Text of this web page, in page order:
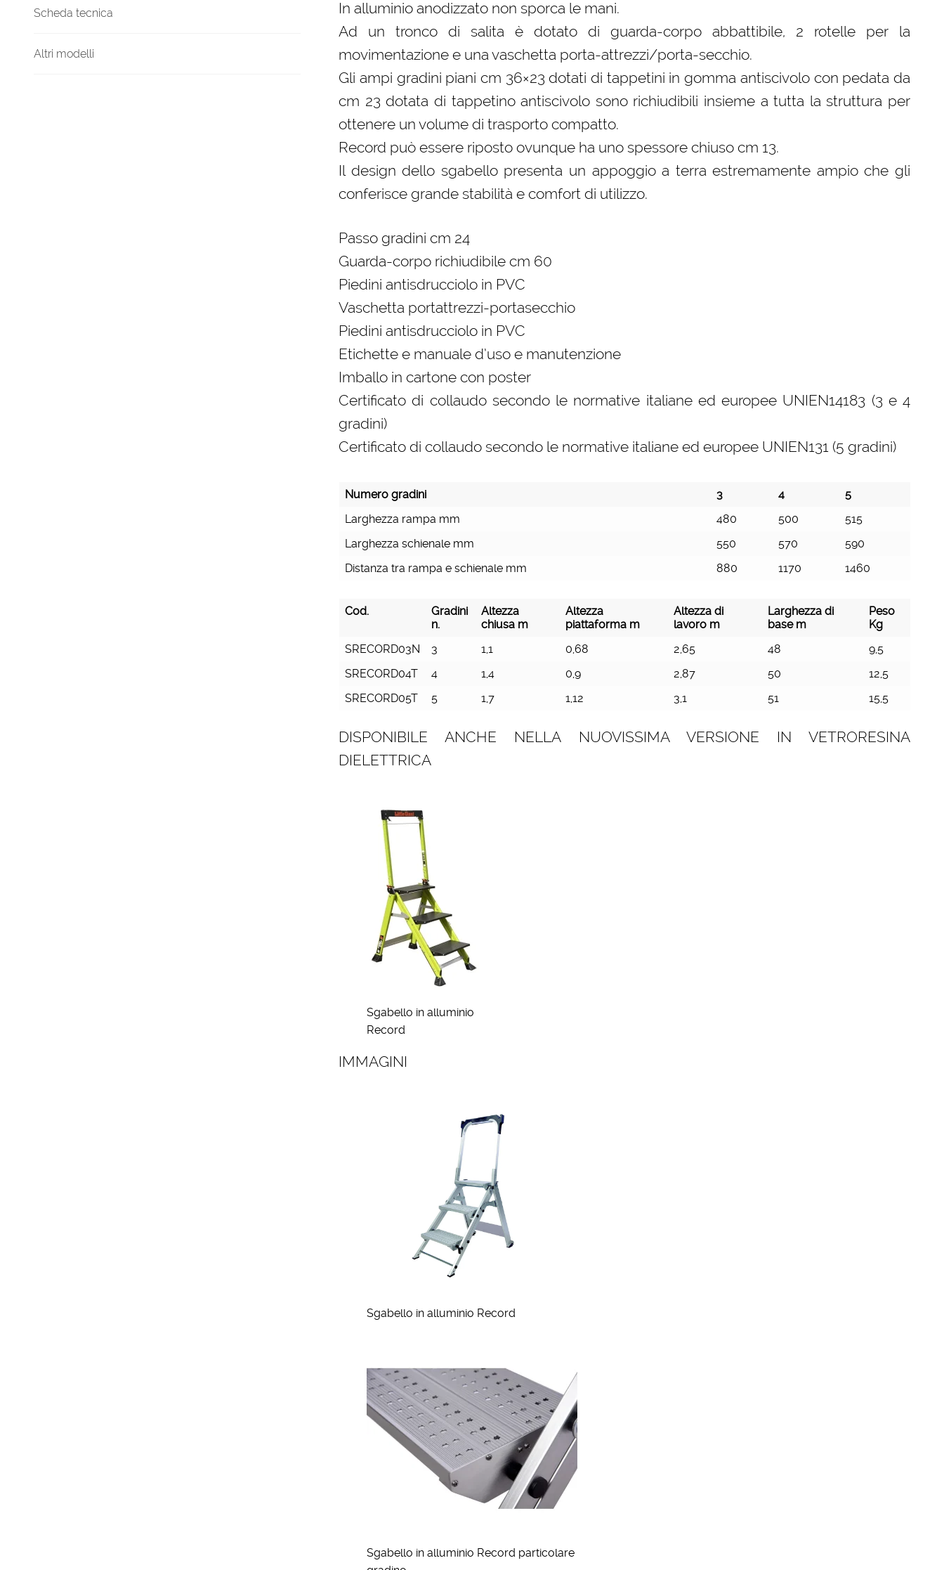
Scheda tecnica
Altri modelli
In alluminio anodizzato non sporca le mani.
Ad un tronco di salita è dotato di guarda-corpo abbattibile, 2 rotelle per la
movimentazione e una vaschetta porta-attrezzi/porta-secchio.
Gli ampi gradini piani cm 36×23 dotati di tappetini in gomma antiscivolo con pedata da
cm 23 dotata di tappetino antiscivolo sono richiudibili insieme a tutta la struttura per
ottenere un volume di trasporto compatto.
Record può essere riposto ovunque ha uno spessore chiuso cm 13.
Il design dello sgabello presenta un appoggio a terra estremamente ampio che gli
conferisce grande stabilità e comfort di utilizzo.
Passo gradini cm 24
Guarda-corpo richiudibile cm 60
Piedini antisdrucciolo in PVC
Vaschetta portattrezzi-portasecchio
Piedini antisdrucciolo in PVC
Etichette e manuale d’uso e manutenzione
Imballo in cartone con poster
Certificato di collaudo secondo le normative italiane ed europee UNIEN14183 (3 e 4
gradini)
Certificato di collaudo secondo le normative italiane ed europee UNIEN131 (5 gradini)
Numero gradini 3 4
5
Larghezza rampa mm
480 500
515
Larghezza schienale mm
550 570
590
Distanza tra rampa e schienale mm
880 1170 1460
Cod.
Gradini
n.
Altezza
chiusa m
Altezza
piattaforma m
Altezza di
lavoro m
Larghezza di
base m
Peso
Kg
SRECORD03N
3 1,1 0,68 2,65 48
9,5
SRECORD04T
4 1,4 0,9 2,87 50
12,5
SRECORD05T
5 1,7 1,12 3,1 51 15,5
DISPONIBILE ANCHE NELLA NUOVISSIMA VERSIONE IN VETRORESINA
DIELETTRICA
Sgabello in alluminio
Record
IMMAGINI
Sgabello in alluminio Record
Sgabello in alluminio Record particolare